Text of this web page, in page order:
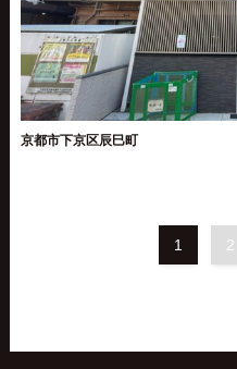
京都市下京区辰巳町
1 2